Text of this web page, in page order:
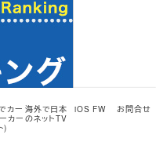
カー
カー
)
海外で日本
のネットTV
iOS FW お問合せ